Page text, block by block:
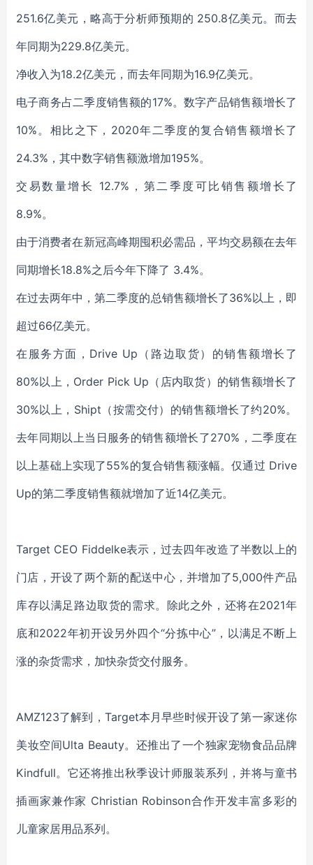
251.6亿美元，略高于分析师预期的 250.8亿美元。而去
年同期为229.8亿美元。
净收入为18.2亿美元，而去年同期为16.9亿美元。
电子商务占二季度销售额的17%。数字产品销售额增长了
10%。相比之下，2020年二季度的复合销售额增长了
24.3%，其中数字销售额激增加195%。
交易数量增长 12.7%，第二季度可比销售额增长了
8.9%。
由于消费者在新冠高峰期囤积必需品，平均交易额在去年
同期增长18.8%之后今年下降了 3.4%。
在过去两年中，第二季度的总销售额增长了36%以上，即
超过66亿美元。
在服务方面，Drive Up（路边取货）的销售额增长了
80%以上，Order Pick Up（店内取货）的销售额增长了
30%以上，Shipt（按需交付）的销售额增长了约20%。
去年同期以上当日服务的销售额增长了270%，二季度在
以上基础上实现了55%的复合销售额涨幅。仅通过 Drive
Up的第二季度销售额就增加了近14亿美元。
Target CEO Fiddelke表示，过去四年改造了半数以上的
门店，开设了两个新的配送中心，并增加了5,000件产品
库存以满足路边取货的需求。除此之外，还将在2021年
底和2022年初开设另外四个“分拣中心”，以满足不断上
涨的杂货需求，加快杂货交付服务。
AMZ123了解到，Target本月早些时候开设了第一家迷你
美妆空间Ulta Beauty。还推出了一个独家宠物食品品牌
Kindfull。它还将推出秋季设计师服装系列，并将与童书
插画家兼作家 Christian Robinson合作开发丰富多彩的
儿童家居用品系列。